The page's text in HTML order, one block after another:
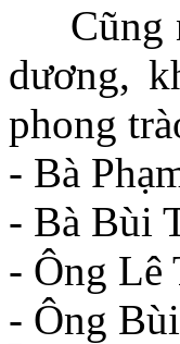
Cũng
dương,
phong
- Bà
- Bà Bùi
- Ông Lê
- Ông